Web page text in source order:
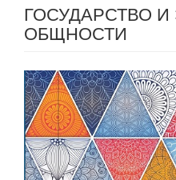
ГОСУДАРСТВО
ОБЩНОСТИ
Статья
боковой
панели